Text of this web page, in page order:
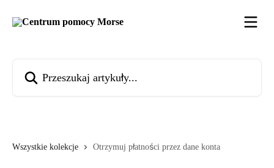
Wszystkie kolekcje Otrzymuj płatności przez dane konta